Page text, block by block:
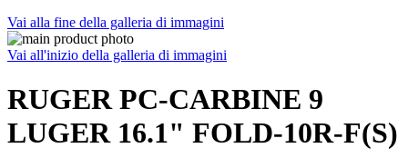
Vai alla fine della galleria di immagini
Vai all'inizio della galleria di immagini
RUGER PC-CARBINE 9
LUGER 16.1" FOLD-10R-F(S)